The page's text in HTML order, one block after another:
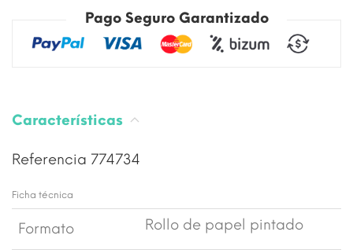
Pago Seguro Garantizado
Características
Referencia 774734
Ficha técnica
Formato Rollo de papel pintado